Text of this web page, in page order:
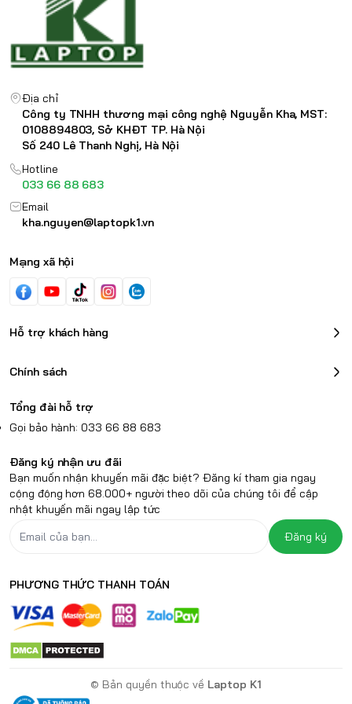
lý AMD Ryzen 7000 Series và card đồ họa NVIDIA
RTX 2000 Series thế hệ mới nhất.
Lenovo Ideapad Gaming 3 2023
Lenovo IdeaPad Gaming 3 2023
vào vẻ ngoài gắn liền với hoạt động chơi game, mà
văn phòng. Được trang bị lớp hoàn thiện màu đen
bóng, từ nắp máy, khung máy, bản lề đến cả
touchpad, tạo ra cảm giác rất phù hợp với môi
trường công sở. Lenovo gọi lớp phủ này là Onyx
Black và cũng có một lớp phủ khác có tên
Chameleon Blue.
6, 11ax 2x2 + BT5.1
Pin
Power Adapter
Trọng lượng
Vỏ
Địa chỉ
Công ty TNHH thương mại công nghệ Nguyễn Kha, MST:
0108894803, Sở KHĐT TP. Hà Nội
Số 240 Lê Thanh Nghị, Hà Nội
Hotline
033 66 88 683
Email
kha.nguyen@laptopk1.vn
Mạng xã hội
Hỗ trợ khách hàng
Chính sách
Tổng đài hỗ trợ
Gọi bảo hành: 033 66 88 683
Đăng ký nhận ưu đãi
Bạn muốn nhận khuyến mãi đặc biệt? Đăng kí tham gia ngay
cộng động hơn 68.000+ người theo dõi của chúng tôi để cập
nhật khuyến mãi ngay lập tức
Đăng ký
PHƯƠNG THỨC THANH TOÁN
© Bản quyền thuộc về Laptop K1